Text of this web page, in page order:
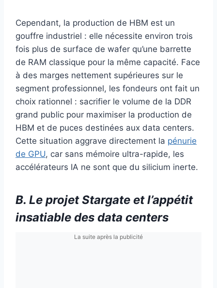
Cependant, la production de HBM est un
gouffre industriel : elle nécessite environ trois
fois plus de surface de wafer qu’une barrette
de RAM classique pour la même capacité. Face
à des marges nettement supérieures sur le
segment professionnel, les fondeurs ont fait un
choix rationnel : sacrifier le volume de la DDR
grand public pour maximiser la production de
HBM et de puces destinées aux data centers.
Cette situation aggrave directement la pénurie
de GPU, car sans mémoire ultra-rapide, les
accélérateurs IA ne sont que du silicium inerte.
B. Le projet Stargate et l’appétit
insatiable des data centers
La suite après la publicité